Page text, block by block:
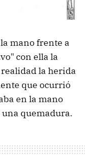
mano frente a
con ella la
la herida
que ocurrió
en la mano
una quemadura.